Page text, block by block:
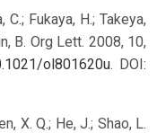
C.; Fukaya, H.; Takeya,
B. Org Lett. 2008, 10,
ol801620u. DOI:
X. Q.; He, J.; Shao, L.